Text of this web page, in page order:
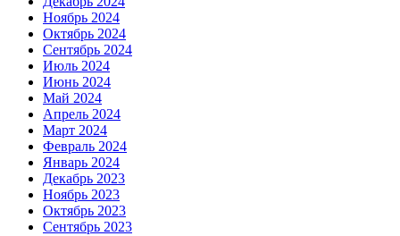
Ноябрь 2024
Октябрь 2024
Сентябрь 2024
Июль 2024
Июнь 2024
Май 2024
Апрель 2024
Март 2024
Февраль 2024
Январь 2024
Декабрь 2023
Ноябрь 2023
Октябрь 2023
Сентябрь 2023